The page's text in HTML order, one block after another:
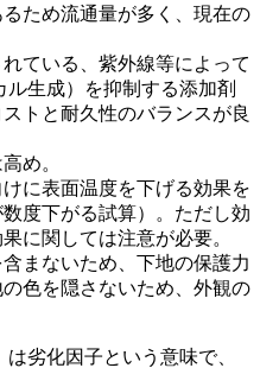
ため流通量が多く、現在の
ている、紫外線等によって
生成）を抑制する添加剤
トと耐久性のバランスが良
め。
に表面温度を下げる効果を
度下がる試算）。ただし効
に関しては注意が必要。
まないため、下地の保護力
色を隠さないため、外観の
劣化因子という意味で、